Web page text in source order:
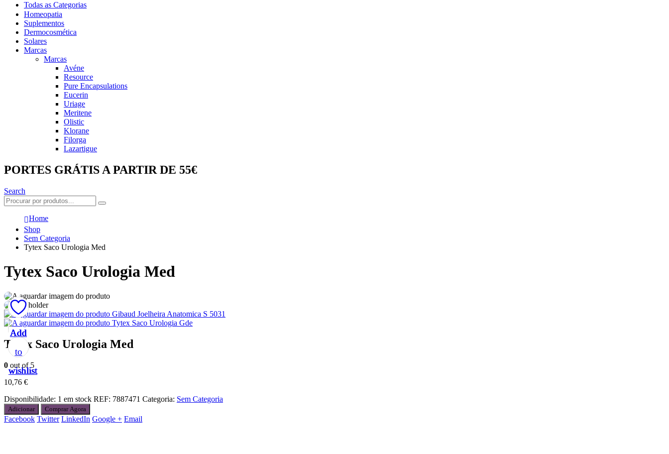
Todas as Categorias
Homeopatia
Suplementos
Dermocosmética
Solares
Marcas
Marcas
Avéne
Resource
Pure Encapsulations
Eucerin
Uriage
Meritene
Olistic
Klorane
Filorga
Lazartigue
PORTES GRÁTIS A PARTIR DE 55€
Search
Home
Shop
Sem Categoria
Tytex Saco Urologia Med
Tytex Saco Urologia Med
Gibaud Joelheira Anatomica S 5031
Tytex Saco Urologia Gde
Tytex Saco Urologia Med
0 out of 5
10,76 €
Disponibilidade: 1 em stock REF: 7887471 Categoria: Sem Categoria
Adicionar Comprar Agora
Facebook Twitter LinkedIn Google + Email
Add
to
wishlist
Add
to
wishlist
Add
to
wishlist
Add
to
wishlist
Add
to
wishlist